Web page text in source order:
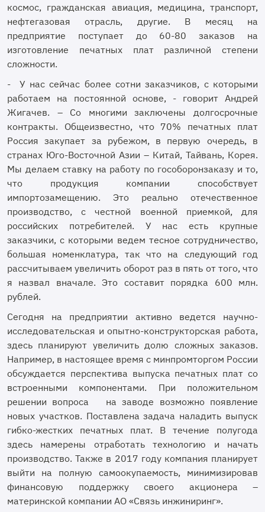
космос, гражданская авиация, медицина, транспорт,
нефтегазовая отрасль, другие. В месяц на
предприятие поступает до 60-80 заказов на
изготовление печатных плат различной степени
сложности.
- У нас сейчас более сотни заказчиков, с которыми
работаем на постоянной основе, - говорит Андрей
Жигачев. – Со многими заключены долгосрочные
контракты. Общеизвестно, что 70% печатных плат
Россия закупает за рубежом, в первую очередь, в
странах Юго-Восточной Азии – Китай, Тайвань, Корея.
Мы делаем ставку на работу по гособоронзаказу и то,
что продукция компании способствует
импортозамещению. Это реально отечественное
производство, с честной военной приемкой, для
российских потребителей. У нас есть крупные
заказчики, с которыми ведем тесное сотрудничество,
большая номенклатура, так что на следующий год
рассчитываем увеличить оборот раз в пять от того, что
я назвал вначале. Это составит порядка 600 млн.
рублей.
Сегодня на предприятии активно ведется научно-
исследовательская и опытно-конструкторская работа,
здесь планируют увеличить долю сложных заказов.
Например, в настоящее время с минпромторгом России
обсуждается перспектива выпуска печатных плат со
встроенными компонентами. При положительном
решении вопроса на заводе возможно появление
новых участков. Поставлена задача наладить выпуск
гибко-жестких печатных плат. В течение полугода
здесь намерены отработать технологию и начать
производство. Также в 2017 году компания планирует
выйти на полную самоокупаемость, минимизировав
финансовую поддержку своего акционера –
материнской компании АО «Связь инжиниринг».